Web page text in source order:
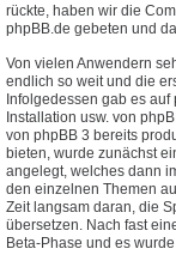
rückte, haben wir die
phpBB.de gebeten und
Von vielen Anwendern
endlich so weit und die
Infolgedessen gab es
Installation usw. von
von phpBB 3 bereits
bieten, wurde zunächst
angelegt, welches dann
den einzelnen Themen
Zeit langsam daran, die
übersetzen. Nach fast
Beta-Phase und es